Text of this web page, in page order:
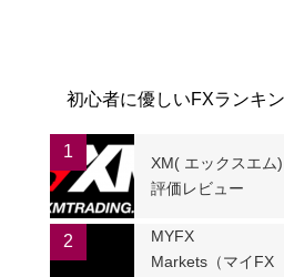
初心者に優しいFXランキ
1
XM( エックスエム)
評価レビュー
2
MYFX
Markets（マイFX